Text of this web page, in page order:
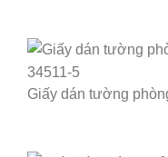
Giấy dán tường